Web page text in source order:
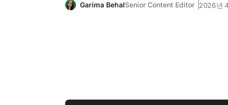
Garima BehalSenior Content Editor 2026년